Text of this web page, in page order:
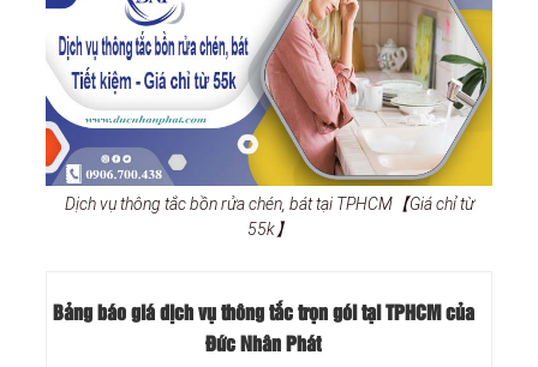
Dịch vụ thông tắc bồn rửa chén, bát tại TPHCM【Giá chỉ từ
55k】
Bảng báo giá dịch vụ thông tắc trọn gói tại TPHCM của
Đức Nhân Phát